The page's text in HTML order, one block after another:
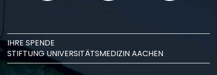
IHRE SPENDE
STIFTUNG UNIVERSITÄTSMEDIZIN AACHEN